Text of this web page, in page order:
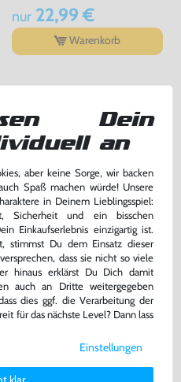
nur22,99 €
Warenkorb
Original Dualshock 2 Controller
SCPH-10010 #schwarz [Sony]
nur 49,99 €
Dein
an
aber keine Sorge, wir backen
Spaß machen würde! Unsere
in Deinem Lieblingsspiel:
Sicherheit und ein bisschen
Einkaufserlebnis einzigartig ist.
stimmst Du dem Einsatz dieser
dass sie nicht so viele
hinaus erklärst Du Dich damit
auch an Dritte weitergegeben
dies ggf. die Verarbeitung der
für das nächste Level? Dann lass
uns verwendeten Cookies und
Du in unsererDaten­schutz­
Einstellungen